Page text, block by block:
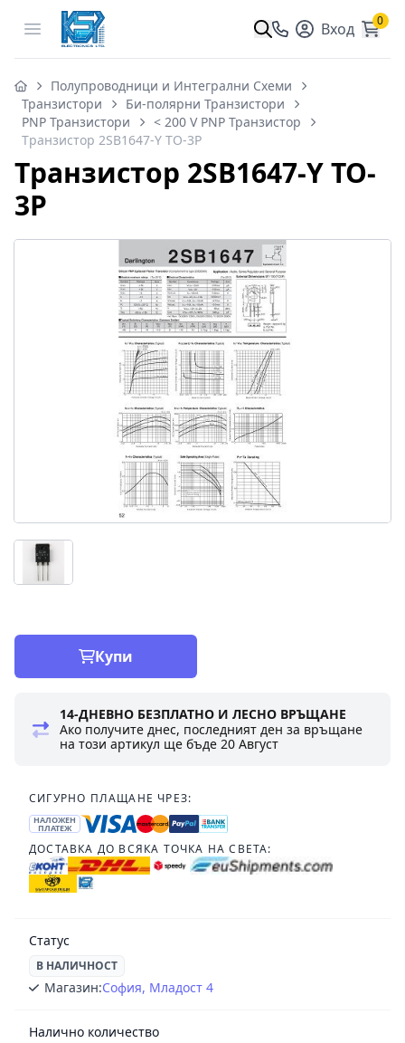
Open menu Вход 0
Полупроводници и Интегрални Схеми
Транзистори
Би-полярни Транзистори
PNP Транзистори
< 200 V PNP Транзистор
Tранзистор 2SB1647-Y TO-3P
Tранзистор 2SB1647-Y TO-
3P
Купи
14-ДНЕВНО БЕЗПЛАТНО И ЛЕСНО ВРЪЩАНЕ
Ако получите днес, последният ден за връщане
на този артикул ще бъде20 Август
СИГУРНО ПЛАЩАНЕ ЧРЕЗ:
НАЛОЖЕН
ПЛАТЕЖ
ДОСТАВКА ДО ВСЯКА ТОЧКА НА СВЕТА:
Статус
В НАЛИЧНОСТ
Магазин:София, Младост 4
Налично количество